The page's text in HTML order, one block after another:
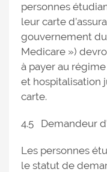
personnes
leur carte
gouvernement
Medicare »)
à payer au
et hospitalisation
carte.
4.5 Demandeur
Les personnes
le statut de